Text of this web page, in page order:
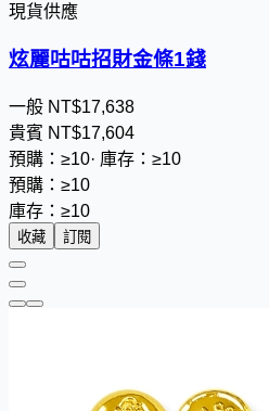
現貨供應
炫麗咕咕招財金條1錢
一般 NT$17,638
貴賓 NT$17,604
預購：≥10· 庫存：≥10
預購：≥10
庫存：≥10
收藏 訂閱